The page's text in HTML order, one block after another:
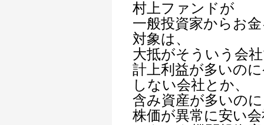
村上ファンドが
一般投資家からお
対象は、
大抵がそういう会
計上利益が多いの
しない会社とか、
含み資産が多いの
株価が異常に安い